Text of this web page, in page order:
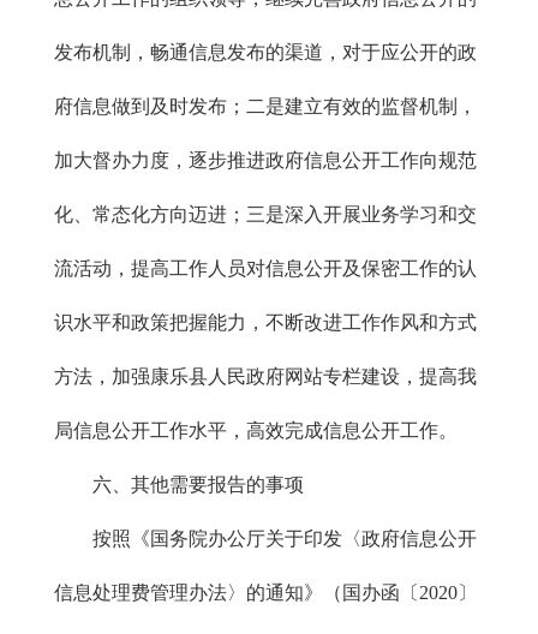
发布机制，畅通信息发布的渠道，对于应公开的政
府信息做到及时发布；二是建立有效的监督机制，
加大督办力度，逐步推进政府信息公开工作向规范
化、常态化方向迈进；三是深入开展业务学习和交
流活动，提高工作人员对信息公开及保密工作的认
识水平和政策把握能力，不断改进工作作风和方式
方法，加强康乐县人民政府网站专栏建设，提高我
局信息公开工作水平，高效完成信息公开工作。
六、其他需要报告的事项
按照《国务院办公厅关于印发〈政府信息公开
信息处理费管理办法〉的通知》（国办函〔2020〕